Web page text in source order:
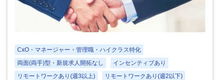
CxO・マネージャー・管理職・ハイクラス特化
両面(両手)型・新規求人開拓なし
インセンティブあり
リモートワークあり(週3以上)
リモートワークあり(週2以下)